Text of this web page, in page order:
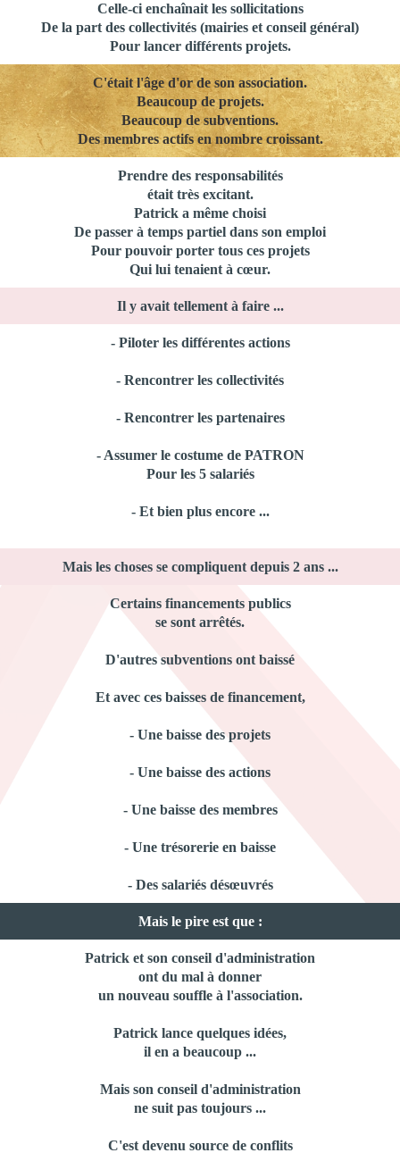
Celle-ci enchaînait les sollicitations
De la part des collectivités (mairies et conseil général)
Pour lancer différents projets.
C'était l'âge d'or de son association.
Beaucoup de projets.
Beaucoup de subventions.
Des membres actifs en nombre croissant.
Prendre des responsabilités
était très excitant.
Patrick a même choisi
De passer à temps partiel dans son emploi
Pour pouvoir porter tous ces projets
Qui lui tenaient à cœur.
Il y avait tellement à faire ...
- Piloter les différentes actions
- Rencontrer les collectivités
- Rencontrer les partenaires
- Assumer le costume de PATRON
Pour les 5 salariés
- Et bien plus encore ...
Mais les choses se compliquent depuis 2 ans ...
Certains financements publics
se sont arrêtés.
D'autres subventions ont baissé
Et avec ces baisses de financement,
- Une baisse des projets
- Une baisse des actions
- Une baisse des membres
- Une trésorerie en baisse
- Des salariés désœuvrés
Mais le pire est que :
Patrick et son conseil d'administration
ont du mal à donner
un nouveau souffle à l'association.
Patrick lance quelques idées,
il en a beaucoup ...
Mais son conseil d'administration
ne suit pas toujours ...
C'est devenu source de conflits